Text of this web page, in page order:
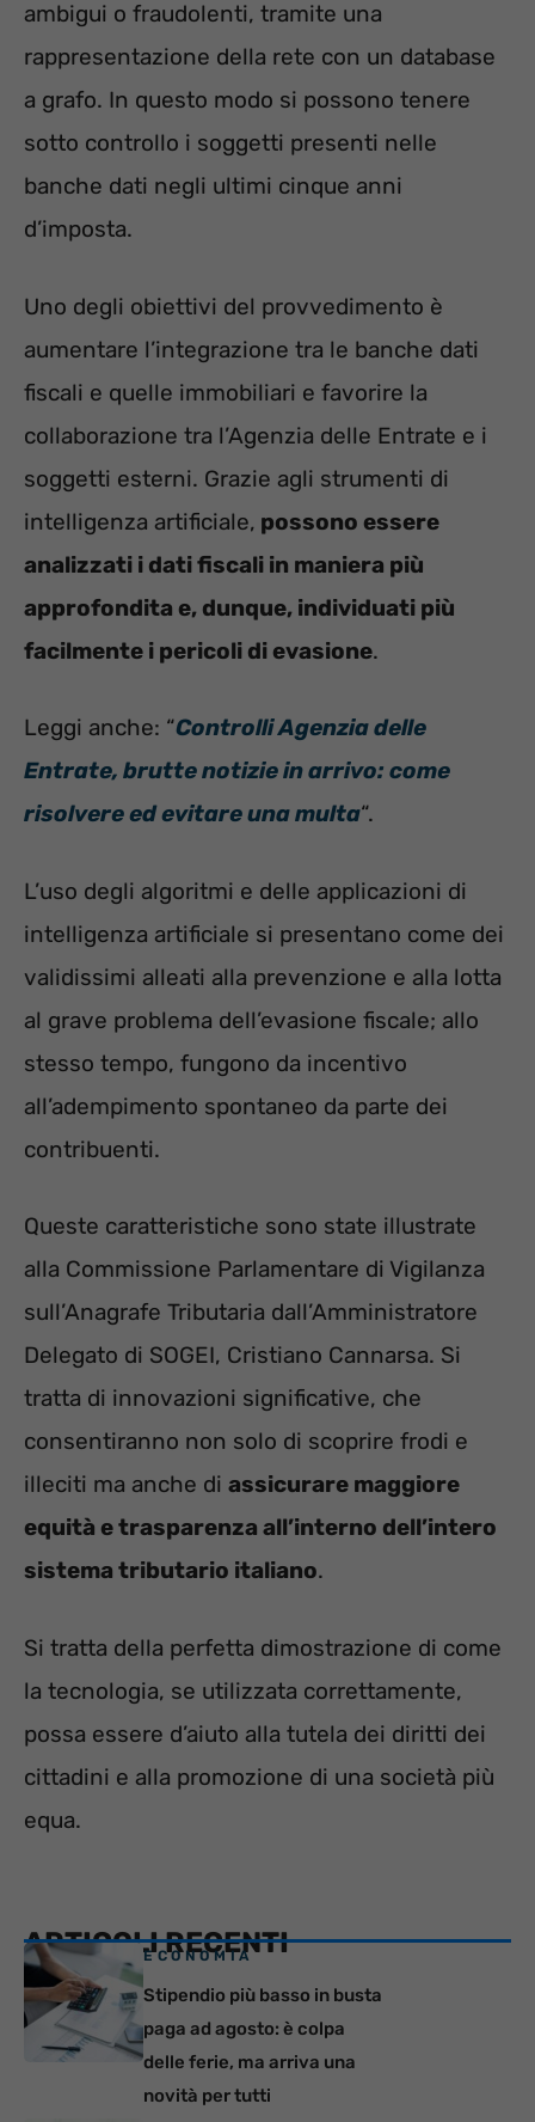
ambigui o fraudolenti, tramite una
rappresentazione della rete con un database
a grafo. In questo modo si possono tenere
sotto controllo i soggetti presenti nelle
banche dati negli ultimi cinque anni
d’imposta.
Uno degli obiettivi del provvedimento è
aumentare l’integrazione tra le banche dati
fiscali e quelle immobiliari e favorire la
collaborazione tra l’Agenzia delle Entrate e i
soggetti esterni. Grazie agli strumenti di
intelligenza artificiale, possono essere
analizzati i dati fiscali in maniera più
approfondita e, dunque, individuati più
facilmente i pericoli di evasione.
Leggi anche: “Controlli Agenzia delle
Entrate, brutte notizie in arrivo: come
risolvere ed evitare una multa“.
L’uso degli algoritmi e delle applicazioni di
intelligenza artificiale si presentano come dei
validissimi alleati alla prevenzione e alla lotta
al grave problema dell’evasione fiscale; allo
stesso tempo, fungono da incentivo
all’adempimento spontaneo da parte dei
contribuenti.
Queste caratteristiche sono state illustrate
alla Commissione Parlamentare di Vigilanza
sull’Anagrafe Tributaria dall’Amministratore
Delegato di SOGEI, Cristiano Cannarsa. Si
tratta di innovazioni significative, che
consentiranno non solo di scoprire frodi e
illeciti ma anche di assicurare maggiore
equità e trasparenza all’interno dell’intero
sistema tributario italiano.
Si tratta della perfetta dimostrazione di come
la tecnologia, se utilizzata correttamente,
possa essere d’aiuto alla tutela dei diritti dei
cittadini e alla promozione di una società più
equa.
ARTICOLI RECENTI
ECONOMIA
Stipendio più basso in busta
paga ad agosto: è colpa
delle ferie, ma arriva una
novità per tutti